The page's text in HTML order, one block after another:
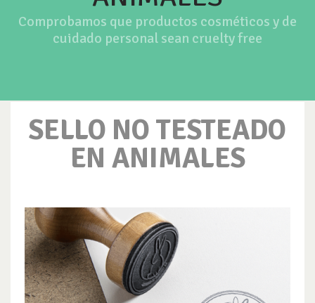
Comprobamos que productos cosméticos y de
cuidado personal sean cruelty free
SELLO NO TESTEADO
EN ANIMALES